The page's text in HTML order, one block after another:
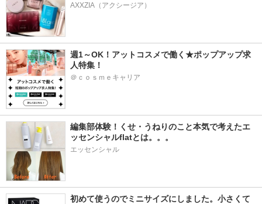
AXXZIA（アクシージア）
週1～OK！アットコスメで働く★ポップアップ求
人特集！
＠ｃｏｓｍｅキャリア
編集部体験！くせ・うねりのこと本気で考えたエ
ッセンシャルflatとは。。。
エッセンシャル
初めて使うのでミニサイズにしました。小さくて